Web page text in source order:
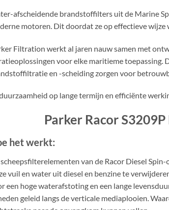
afscheidende brandstoffilters uit de Marine
motoren. Dit doordat ze op effectieve
Filtration werkt al jaren nauw samen met
voor elke maritieme toepassing.
en -scheiding zorgen voor
op lange termijn en efficiënte
Parker Racor
het werkt:
van de Racor Diesel
vuil en water uit diesel en benzine te
een hoge waterafstoting en een lange
geleid langs de verticale mediaplooien.